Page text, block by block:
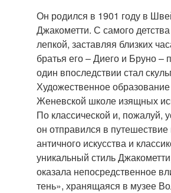
Он родился в 1901 году в
Джакометти. С самого
лепкой, заставляя близких
братья его – Диего и Бруно –
один впоследствии стал
Художественное
Женевской школе изящных
По классической и, пожалуй,
он отправился в
античного искусства и
уникальный стиль
оказала непосредственное
тень», хранящаяся в музее